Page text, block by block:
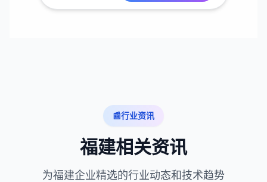
📰行业资讯
福建相关资讯
为福建企业精选的行业动态和技术趋势